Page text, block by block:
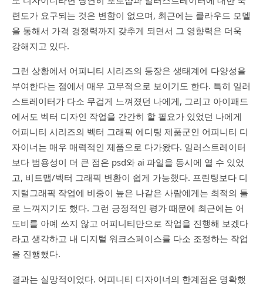
련도가 요구되는 것은 변함이 없으며, 최근에는 클라우드 모델
을 통해서 가격 경쟁력까지 갖추게 되면서 그 영향력은 더욱
강해지고 있다.
그런 상황에서 어피니티 시리즈의 등장은 생태계에 다양성을
부여한다는 점에서 매우 고무적으로 보이기도 한다. 특히 일러
스트레이터가 다소 무겁게 느껴졌던 나에게, 그리고 아이패드
에서도 벡터 디자인 작업을 간간히 할 필요가 있었던 나에게
어피니티 시리즈의 벡터 그래픽 에디팅 제품군인 어피니티 디
자이너는 매우 매력적인 제품으로 다가왔다. 일러스트레이터
보다 범용성이 더 큰 점은 psd와 ai 파일을 동시에 열 수 있었
고, 비트맵/벡터 그래픽 변환이 쉽게 가능했다. 프린팅보다 디
지털그래픽 작업에 비중이 높은 나같은 사람에게는 최적의 툴
로 느껴지기도 했다. 그런 긍정적인 평가 때문에 최근에는 어
도비를 아예 쓰지 않고 어피니티만으로 작업을 진행해 보겠다
라고 생각하고 내 디지털 워크스페이스를 다소 조정하는 작업
을 진행했다.
결과는 실망적이었다. 어피니티 디자이너의 한계점은 명확했